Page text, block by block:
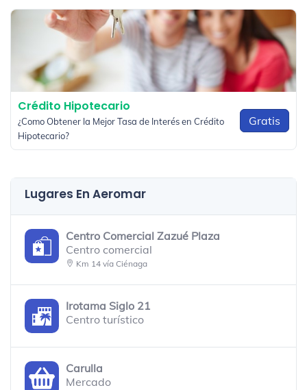
Crédito Hipotecario
¿Como Obtener la Mejor Tasa de Interés en Crédito
Hipotecario?
Gratis
Lugares En Aeromar
Centro Comercial Zazué Plaza
Centro comercial
Km 14 vía Ciénaga
Irotama Siglo 21
Centro turístico
Carulla
Mercado